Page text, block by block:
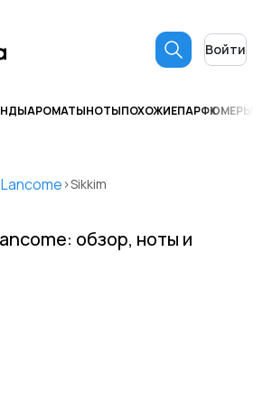
Войти
АРОМАТЫНОТЫПОХОЖИЕПАРФЮМЕРЫ
Lancome >Sikkim
: обзор, ноты и